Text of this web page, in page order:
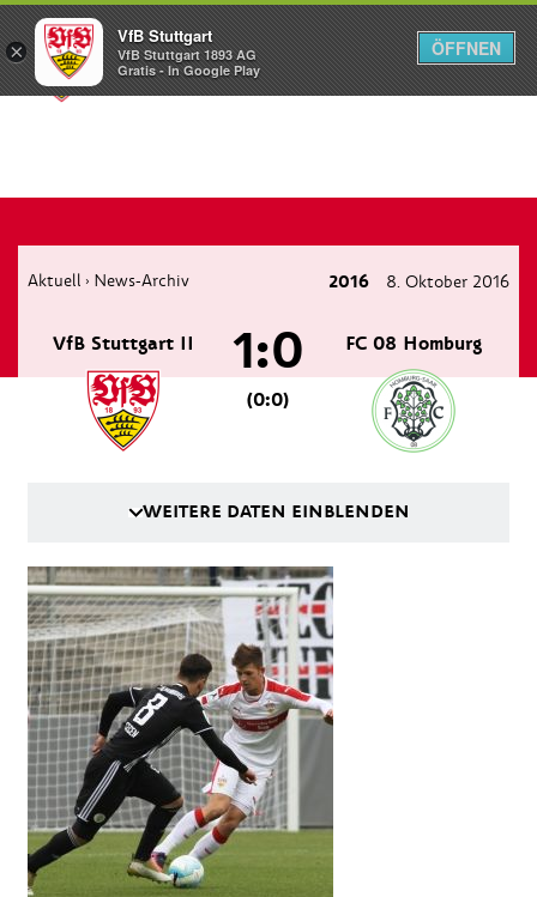
Menü
Aktuell › News-Archiv 2016 8. Oktober 2016
VfB Stuttgart II FC 08 Homburg
1:0
(0:0)
WEITERE DATEN EINBLENDEN
×
VfB Stuttgart
VfB Stuttgart 1893 AG
Gratis - In Google Play
ÖFFNEN